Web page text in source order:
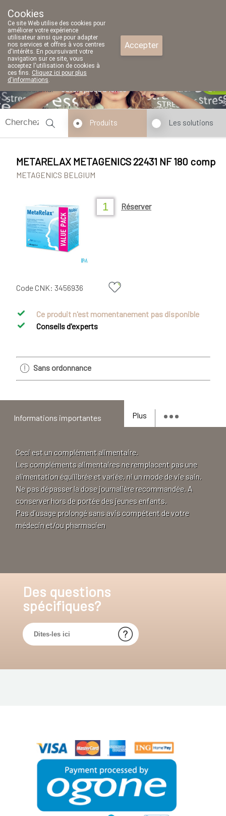
Aujourd'hui ouvert jusqu'à 18h30
Produits Les solutions
METARELAX METAGENICS 22431 NF 180 comp
METAGENICS BELGIUM
Réserver
Code CNK: 3456936
Ce produit n'est momentanement pas disponible
Conseils d'experts
Sans ordonnance
Plus
Informations importantes
Ceci est un complément alimentaire.
Les compléments alimentaires ne remplacent pas une
alimentation équilibrée et variée, ni un mode de vie sain.
Ne pas dépasser la dose journalière recommandée. A
conserver hors de portée des jeunes enfants.
Pas d'usage prolongé sans avis compétent de votre
médecin et/ou pharmacien
Des questions
spécifiques?
Cookies
Ce site Web utilise des cookies pour
améliorer votre expérience
utilisateur ainsi que pour adapter
nos services et offres à vos centres
d'intérêts. En poursuivant votre
navigation sur ce site, vous
acceptez l'utilisation de cookies à
ces fins. Cliquez ici pour plus
d'informations.
Accepter